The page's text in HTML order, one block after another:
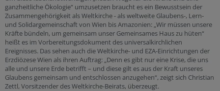
ganzheitliche Ökologie“ umzusetzen braucht es ein Bewusstsein der
Zusammengehörigkeit als Weltkirche - als weltweite Glaubens-, Lern-
und Solidargemeinschaft von Wien bis Amazonien: „Wir müssen unsere
Kräfte bündeln, um gemeinsam unser Gemeinsames Haus zu hüten“
heißt es im Vorbereitungsdokument des universalkirchlichen
Ereignisses. Das sehen auch die Weltkirche- und EZA-Einrichtungen der
Erzdiözese Wien als ihren Auftrag: „Denn es gibt nur eine Krise, die uns
alle und unsere Erde betrifft – und diese gilt es aus der Kraft unseres
Glaubens gemeinsam und entschlossen anzugehen“, zeigt sich Christian
Zettl, Vorsitzender des Weltkirche-Beirats, überzeugt.